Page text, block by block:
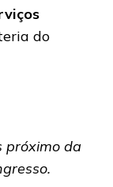
do
próximo da